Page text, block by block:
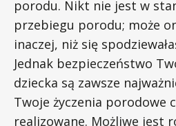
porodu. Nikt nie jest w
przebiegu porodu; może
inaczej, niż się
Jednak bezpieczeństwo
dziecka są zawsze
Twoje życzenia porodowe
realizowane. Możliwe jest